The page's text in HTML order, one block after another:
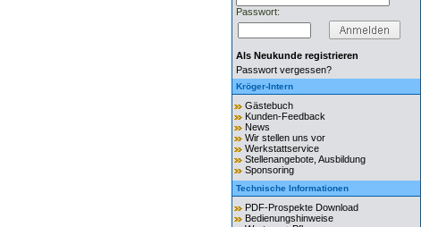
Passwort:
Als Neukunde registrieren
Passwort vergessen?
Kröger-Intern
Gästebuch
Kunden-Feedback
News
Wir stellen uns vor
Werkstattservice
Stellenangebote, Ausbildung
Sponsoring
Technische Informationen
PDF-Prospekte Download
Bedienungshinweise